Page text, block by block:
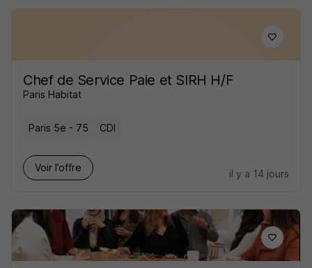
Chef de Service Paie et SIRH H/F
Paris Habitat
Paris 5e - 75 CDI
Voir l’offre
il y a 14 jours